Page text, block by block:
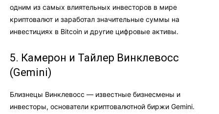
одним из самых влиятельных инвесторов в мире
криптовалют и заработал значительные суммы на
инвестициях в Bitcoin и другие цифровые активы.
5. Камерон и Тайлер Винклевосс
(Gemini)
Близнецы Винклевосс — известные бизнесмены и
инвесторы, основатели криптовалютной биржи Gemini.